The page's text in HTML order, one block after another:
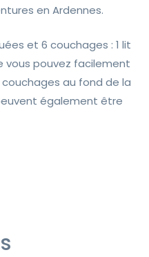
en Ardennes.
et 6 couchages : 1 lit
vous pouvez facilement
au fond de la
également être